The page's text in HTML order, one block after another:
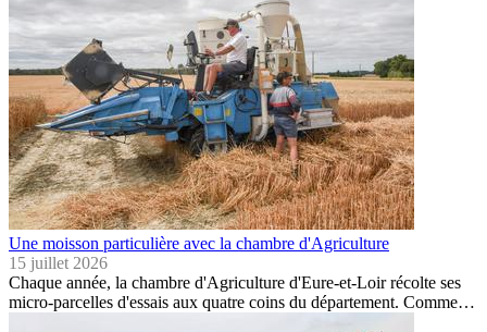
Une moisson particulière avec la chambre d'Agriculture
15 juillet 2026
Chaque année, la chambre d'Agriculture d'Eure-et-Loir récolte ses
micro-parcelles d'essais aux quatre coins du département. Comme…